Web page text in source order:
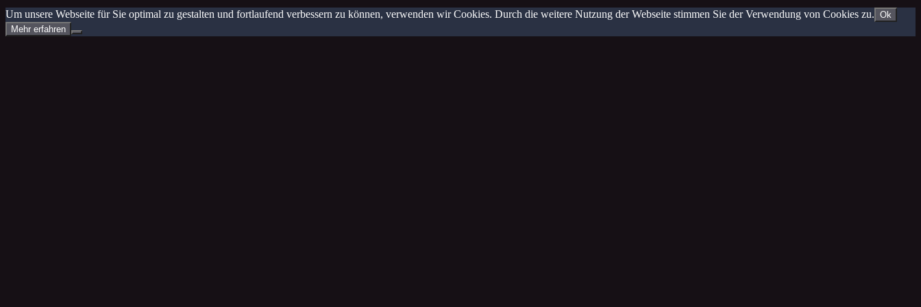
Um unsere Webseite für Sie optimal zu gestalten und fortlaufend verbessern zu können, verwenden wir Cookies. Durch die weitere Nutzung der Webseite stimmen Sie der Verwendung von Cookies zu. Ok
Mehr erfahren